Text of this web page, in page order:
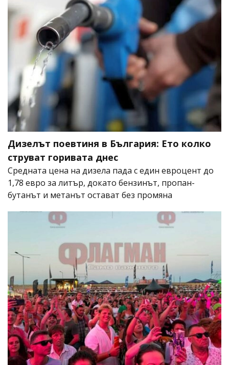
Дизелът поевтиня в България: Ето колко
струват горивата днес
Средната цена на дизела пада с един евроцент до
1,78 евро за литър, докато бензинът, пропан-
бутанът и метанът остават без промяна